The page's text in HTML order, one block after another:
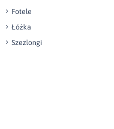
Fotele
Łóżka
Szezlongi